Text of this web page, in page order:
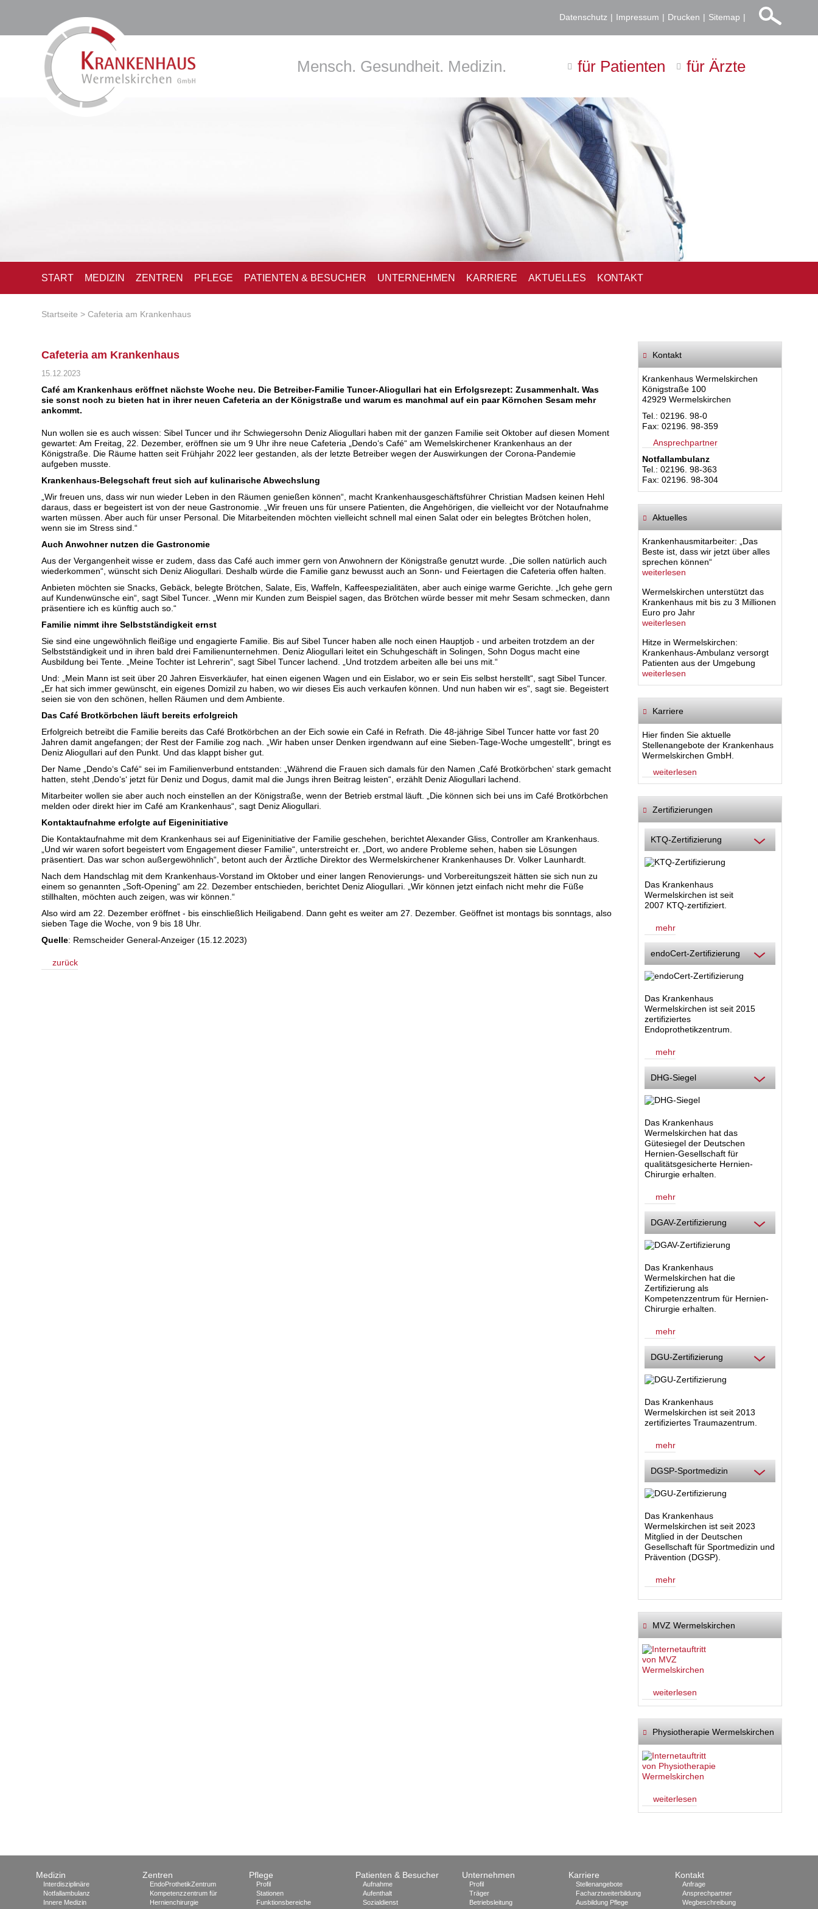
Datenschutz Impressum Drucken Sitemap
für Patienten für Ärzte
Mensch. Gesundheit. Medizin.
START MEDIZIN ZENTREN PFLEGE PATIENTEN & BESUCHER UNTERNEHMEN KARRIERE AKTUELLES KONTAKT
Startseite Cafeteria am Krankenhaus
Cafeteria am Krankenhaus
15.12.2023
Café am Krankenhaus eröffnet nächste Woche neu. Die Betreiber-Familie Tuncer-Aliogullari hat ein Erfolgsrezept: Zusammenhalt. Was
sie sonst noch zu bieten hat in ihrer neuen Cafeteria an der Königstraße und warum es manchmal auf ein paar Körnchen Sesam mehr
ankommt.
Nun wollen sie es auch wissen: Sibel Tuncer und ihr Schwiegersohn Deniz Aliogullari haben mit der ganzen Familie seit Oktober auf diesen Moment
gewartet: Am Freitag, 22. Dezember, eröffnen sie um 9 Uhr ihre neue Cafeteria „Dendo‘s Café“ am Wemelskirchener Krankenhaus an der
Königstraße. Die Räume hatten seit Frühjahr 2022 leer gestanden, als der letzte Betreiber wegen der Auswirkungen der Corona-Pandemie
aufgeben musste.
Krankenhaus-Belegschaft freut sich auf kulinarische Abwechslung
„Wir freuen uns, dass wir nun wieder Leben in den Räumen genießen können“, macht Krankenhausgeschäftsführer Christian Madsen keinen Hehl
daraus, dass er begeistert ist von der neue Gastronomie. „Wir freuen uns für unsere Patienten, die Angehörigen, die vielleicht vor der Notaufnahme
warten müssen. Aber auch für unser Personal. Die Mitarbeitenden möchten vielleicht schnell mal einen Salat oder ein belegtes Brötchen holen,
wenn sie im Stress sind.“
Auch Anwohner nutzen die Gastronomie
Aus der Vergangenheit wisse er zudem, dass das Café auch immer gern von Anwohnern der Königstraße genutzt wurde. „Die sollen natürlich auch
wiederkommen“, wünscht sich Deniz Aliogullari. Deshalb würde die Familie ganz bewusst auch an Sonn- und Feiertagen die Cafeteria offen halten.
Anbieten möchten sie Snacks, Gebäck, belegte Brötchen, Salate, Eis, Waffeln, Kaffeespezialitäten, aber auch einige warme Gerichte. „Ich gehe gern
auf Kundenwünsche ein“, sagt Sibel Tuncer. „Wenn mir Kunden zum Beispiel sagen, das Brötchen würde besser mit mehr Sesam schmecken, dann
präsentiere ich es künftig auch so.“
Familie nimmt ihre Selbstständigkeit ernst
Sie sind eine ungewöhnlich fleißige und engagierte Familie. Bis auf Sibel Tuncer haben alle noch einen Hauptjob - und arbeiten trotzdem an der
Selbstständigkeit und in ihren bald drei Familienunternehmen. Deniz Aliogullari leitet ein Schuhgeschäft in Solingen, Sohn Dogus macht eine
Ausbildung bei Tente. „Meine Tochter ist Lehrerin“, sagt Sibel Tuncer lachend. „Und trotzdem arbeiten alle bei uns mit.“
Und: „Mein Mann ist seit über 20 Jahren Eisverkäufer, hat einen eigenen Wagen und ein Eislabor, wo er sein Eis selbst herstellt“, sagt Sibel Tuncer.
„Er hat sich immer gewünscht, ein eigenes Domizil zu haben, wo wir dieses Eis auch verkaufen können. Und nun haben wir es“, sagt sie. Begeistert
seien sie von den schönen, hellen Räumen und dem Ambiente.
Das Café Brotkörbchen läuft bereits erfolgreich
Erfolgreich betreibt die Familie bereits das Café Brotkörbchen an der Eich sowie ein Café in Refrath. Die 48-jährige Sibel Tuncer hatte vor fast 20
Jahren damit angefangen; der Rest der Familie zog nach. „Wir haben unser Denken irgendwann auf eine Sieben-Tage-Woche umgestellt“, bringt es
Deniz Aliogullari auf den Punkt. Und das klappt bisher gut.
Der Name „Dendo‘s Café“ sei im Familienverbund entstanden: „Während die Frauen sich damals für den Namen ‚Café Brotkörbchen‘ stark gemacht
hatten, steht ‚Dendo‘s‘ jetzt für Deniz und Dogus, damit mal die Jungs ihren Beitrag leisten“, erzählt Deniz Aliogullari lachend.
Mitarbeiter wollen sie aber auch noch einstellen an der Königstraße, wenn der Betrieb erstmal läuft. „Die können sich bei uns im Café Brotkörbchen
melden oder direkt hier im Café am Krankenhaus“, sagt Deniz Aliogullari.
Kontaktaufnahme erfolgte auf Eigeninitiative
Die Kontaktaufnahme mit dem Krankenhaus sei auf Eigeninitiative der Familie geschehen, berichtet Alexander Gliss, Controller am Krankenhaus.
„Und wir waren sofort begeistert vom Engagement dieser Familie“, unterstreicht er. „Dort, wo andere Probleme sehen, haben sie Lösungen
präsentiert. Das war schon außergewöhnlich“, betont auch der Ärztliche Direktor des Wermelskirchener Krankenhauses Dr. Volker Launhardt.
Nach dem Handschlag mit dem Krankenhaus-Vorstand im Oktober und einer langen Renovierungs- und Vorbereitungszeit hätten sie sich nun zu
einem so genannten „Soft-Opening“ am 22. Dezember entschieden, berichtet Deniz Aliogullari. „Wir können jetzt einfach nicht mehr die Füße
stillhalten, möchten auch zeigen, was wir können.“
Also wird am 22. Dezember eröffnet - bis einschließlich Heiligabend. Dann geht es weiter am 27. Dezember. Geöffnet ist montags bis sonntags, also
sieben Tage die Woche, von 9 bis 18 Uhr.
Quelle: Remscheider General-Anzeiger (15.12.2023)
zurück
Kontakt
Krankenhaus Wermelskirchen
Königstraße 100
42929 Wermelskirchen
Tel.: 02196. 98-0
Fax: 02196. 98-359
Ansprechpartner
Notfallambulanz
Tel.: 02196. 98-363
Fax: 02196. 98-304
Aktuelles
Krankenhausmitarbeiter: „Das
Beste ist, dass wir jetzt über alles
sprechen können“
weiterlesen
Wermelskirchen unterstützt das
Krankenhaus mit bis zu 3 Millionen
Euro pro Jahr
weiterlesen
Hitze in Wermelskirchen:
Krankenhaus-Ambulanz versorgt
Patienten aus der Umgebung
weiterlesen
Karriere
Hier finden Sie aktuelle
Stellenangebote der Krankenhaus
Wermelskirchen GmbH.
weiterlesen
Zertifizierungen
KTQ-Zertifizierung
Das Krankenhaus
Wermelskirchen ist seit
2007 KTQ-zertifiziert.
mehr
endoCert-Zertifizierung
Das Krankenhaus
Wermelskirchen ist seit 2015
zertifiziertes
Endoprothetikzentrum.
mehr
DHG-Siegel
Das Krankenhaus
Wermelskirchen hat das
Gütesiegel der Deutschen
Hernien-Gesellschaft für
qualitätsgesicherte Hernien-
Chirurgie erhalten.
mehr
DGAV-Zertifizierung
Das Krankenhaus
Wermelskirchen hat die
Zertifizierung als
Kompetenzzentrum für Hernien-
Chirurgie erhalten.
mehr
DGU-Zertifizierung
Das Krankenhaus
Wermelskirchen ist seit 2013
zertifiziertes Traumazentrum.
mehr
DGSP-Sportmedizin
Das Krankenhaus
Wermelskirchen ist seit 2023
Mitglied in der Deutschen
Gesellschaft für Sportmedizin und
Prävention (DGSP).
mehr
MVZ Wermelskirchen
weiterlesen
Physiotherapie Wermelskirchen
weiterlesen
Medizin
Interdisziplinäre
Notfallambulanz
Innere Medizin
Zentren
EndoProthetikZentrum
Kompetenzzentrum für
Hernienchirurgie
Pflege
Profil
Stationen
Funktionsbereiche
Patienten & Besucher
Aufnahme
Aufenthalt
Sozialdienst
Unternehmen
Profil
Träger
Betriebsleitung
Karriere
Stellenangebote
Facharztweiterbildung
Ausbildung Pflege
Kontakt
Anfrage
Ansprechpartner
Wegbeschreibung